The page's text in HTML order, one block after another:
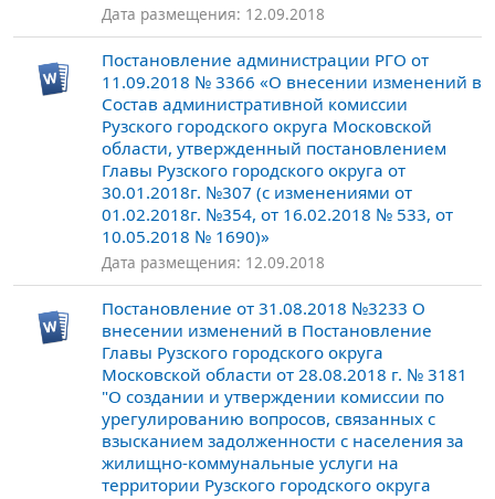
Дата размещения: 12.09.2018
Постановление администрации РГО от
11.09.2018 № 3366 «О внесении изменений в
Состав административной комиссии
Рузского городского округа Московской
области, утвержденный постановлением
Главы Рузского городского округа от
30.01.2018г. №307 (с изменениями от
01.02.2018г. №354, от 16.02.2018 № 533, от
10.05.2018 № 1690)»
Дата размещения: 12.09.2018
Постановление от 31.08.2018 №3233 О
внесении изменений в Постановление
Главы Рузского городского округа
Московской области от 28.08.2018 г. № 3181
"О создании и утверждении комиссии по
урегулированию вопросов, связанных с
взысканием задолженности с населения за
жилищно-коммунальные услуги на
территории Рузского городского округа